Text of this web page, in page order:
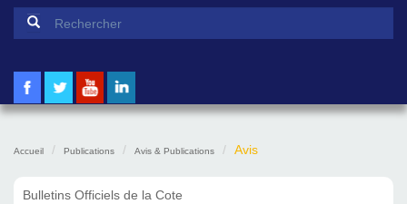
Formulaire de recherche
Accueil Publications Avis & Publications Avis
Bulletins Officiels de la Cote